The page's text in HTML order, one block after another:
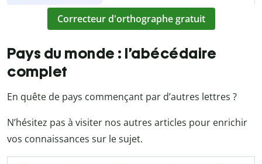
Correcteur d'orthographe gratuit
Pays du monde : l’abécédaire
complet
En quête de pays commençant par d’autres lettres ?
N’hésitez pas à visiter nos autres articles pour enrichir
vos connaissances sur le sujet.